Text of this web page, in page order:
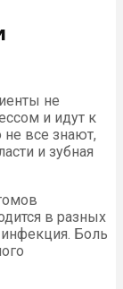
не
и идут к
не все знают,
и зубная
в разных
инфекция. Боль